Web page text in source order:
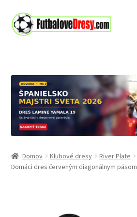
Preskočiť
na
Preskočiť
na
Domov Klubové dresy River Plate
Domáci dres červeným diagonálnym pásom